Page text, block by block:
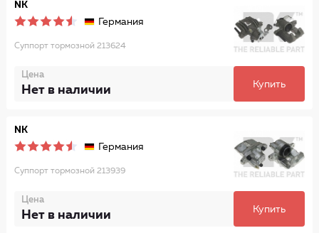
NK
Германия
Суппорт тормозной 213624
Цена
Нет в наличии Купить
NK
Германия
Суппорт тормозной 213939
Цена
Нет в наличии Купить